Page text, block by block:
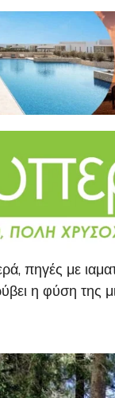
πηγές με
η φύση της